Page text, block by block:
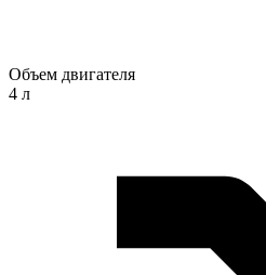
Объем двигателя
4 л